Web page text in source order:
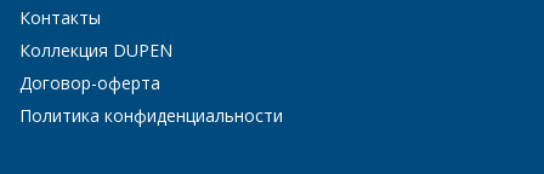
Контакты
Коллекция DUPEN
Договор-оферта
Политика конфиденциальности